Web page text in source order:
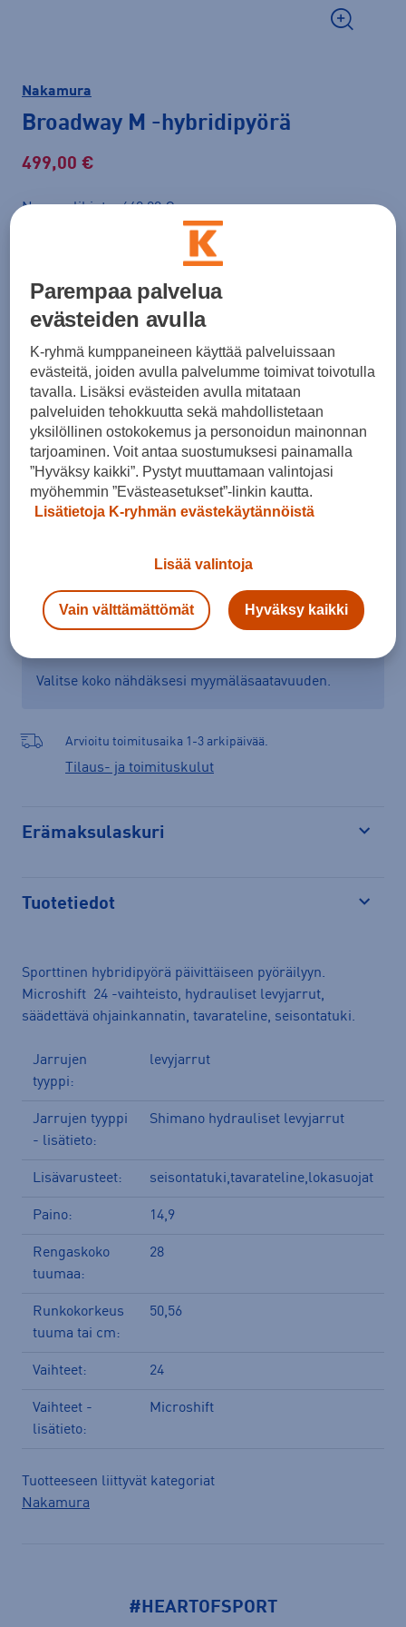
Nakamura
Broadway M -hybridipyörä
499,00 €
Normaalihinta: 649,00 €
Lisätietoa
Koko
50 56
Runkokoon valinta
Lisää ostoskoriin
Tarkista saatavuus ja tilaa myymälästä
Verkkokauppa: Ei saatavilla Myymälät: Saatavilla
Valitse koko nähdäksesi myymäläsaatavuuden.
Arvioitu toimitusaika 1-3 arkipäivää.
Tilaus- ja toimituskulut
Erämaksulaskuri
Tuotetiedot
Sporttinen hybridipyörä päivittäiseen pyöräilyyn.
Microshift 24 -vaihteisto, hydrauliset levyjarrut,
säädettävä ohjainkannatin, tavarateline, seisontatuki.
Jarrujen
tyyppi:
levyjarrut
Jarrujen tyyppi
- lisätieto:
Shimano hydrauliset levyjarrut
Lisävarusteet: seisontatuki,tavarateline,lokasuojat
Paino: 14,9
Rengaskoko
tuumaa:
28
Runkokorkeus
tuuma tai cm:
50,56
Vaihteet: 24
Vaihteet -
lisätieto:
Microshift
Tuotteeseen liittyvät kategoriat
Nakamura
#HEARTOFSPORT
Parempaa palvelua
evästeiden avulla
K-ryhmä kumppaneineen käyttää palveluissaan
evästeitä, joiden avulla palvelumme toimivat toivotulla
tavalla. Lisäksi evästeiden avulla mitataan
palveluiden tehokkuutta sekä mahdollistetaan
yksilöllinen ostokokemus ja personoidun mainonnan
tarjoaminen. Voit antaa suostumuksesi painamalla
”Hyväksy kaikki”. Pystyt muuttamaan valintojasi
myöhemmin ”Evästeasetukset”-linkin kautta.
Lisätietoja K-ryhmän evästekäytännöistä
Lisää valintoja
Vain välttämättömät Hyväksy kaikki